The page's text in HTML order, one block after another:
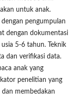
untuk anak.
pengumpulan
dengan dokumentasi
5-6 tahun. Teknik
dan verifikasi data.
anak yang
penelitian yang
membedakan